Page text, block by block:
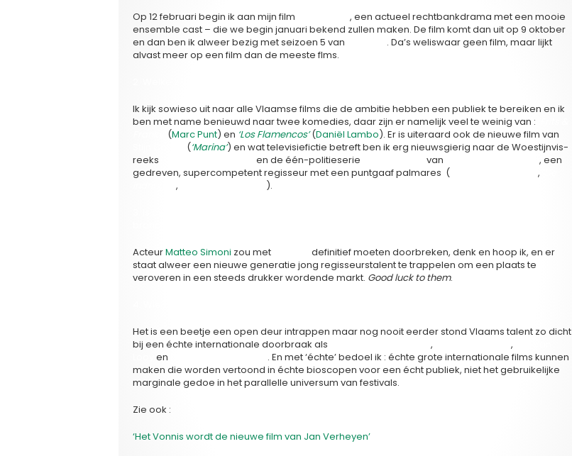
Op 12 februari begin ik aan mijn film
, een actueel rechtbankdrama met een mooie
ensemble cast – die we begin januari bekend zullen maken. De film komt dan uit op 9 oktober
en dan ben ik alweer bezig met seizoen 5 van
. Da’s weliswaar geen film, maar lijkt
alvast meer op een film dan de meeste flms.
Ik kijk sowieso uit naar alle Vlaamse films die de ambitie hebben een publiek te bereiken en ik
ben met name benieuwd naar twee komedies, daar zijn er namelijk veel te weinig van :
(Marc Punt) en ‘Los Flamencos’(Daniël Lambo). Er is uiteraard ook de nieuwe film van
(‘Marina’) en wat televisiefictie betreft ben ik erg nieuwsgierig naar de Woestijnvis-
reeks
en de één-politieserie van
, een
gedreven, supercompetent regisseur met een puntgaaf palmares (
,
,
).
ActeurMatteo Simoni zou met
definitief moeten doorbreken, denk en hoop ik, en er
staat alweer een nieuwe generatie jong regisseurstalent te trappelen om een plaats te
veroveren in een steeds drukker wordende markt. Good luck to them.
Het is een beetje een open deur intrappen maar nog nooit eerder stond Vlaams talent zo dicht
bij een échte internationale doorbraak als
, ,
en
. En met ‘échte’ bedoel ik : échte grote internationale films kunnen
maken die worden vertoond in échte bioscopen voor een écht publiek, niet het gebruikelijke
marginale gedoe in het parallelle universum van festivals.
Zie ook :
‘Het Vonnis wordt de nieuwe film van Jan Verheyen’